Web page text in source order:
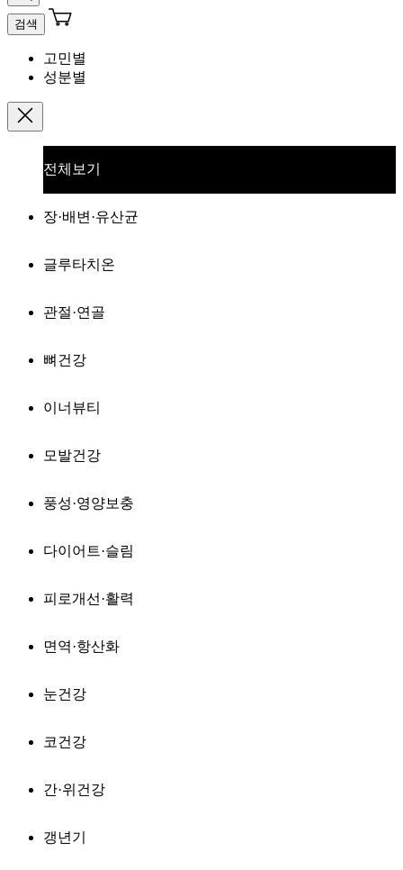
검색
고민별
성분별
전체보기
장·배변·유산균
글루타치온
관절·연골
뼈건강
이너뷰티
모발건강
풍성·영양보충
다이어트·슬림
피로개선·활력
면역·항산화
눈건강
코건강
간·위건강
갱년기